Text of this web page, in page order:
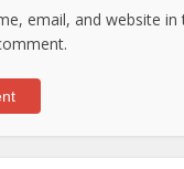
email, and website